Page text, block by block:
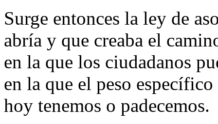
Surge entonces la ley de
abría y que creaba el
en la que los ciudadanos
en la que el peso
hoy tenemos o padecemos.